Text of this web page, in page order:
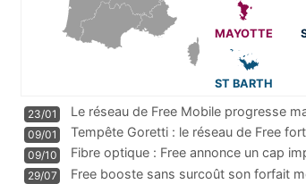
MAYOTTE
ST BARTH
23/01
Le réseau de Free Mobile progresse
m
09/01
Tempête Goretti : le réseau de Free
09/10
Fibre optique : Free annonce un cap
pass
29/07
Free booste sans surcoût son forfait